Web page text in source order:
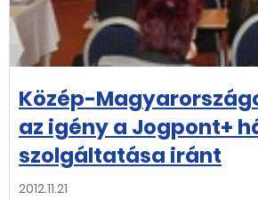
Közép-
az igény a Jogpont+
szolgáltatása iránt
2012.11.21